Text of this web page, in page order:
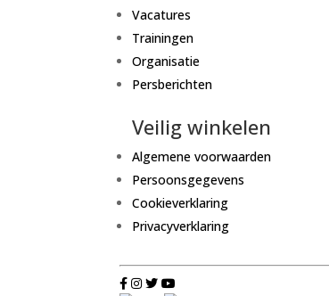
Vacatures
Trainingen
Organisatie
Persberichten
Veilig winkelen
Algemene voorwaarden
Persoonsgegevens
Cookieverklaring
Privacyverklaring